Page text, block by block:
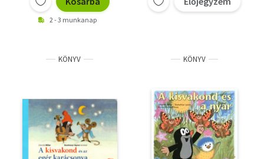
2 - 3 munkanap
KÖNYV KÖNYV